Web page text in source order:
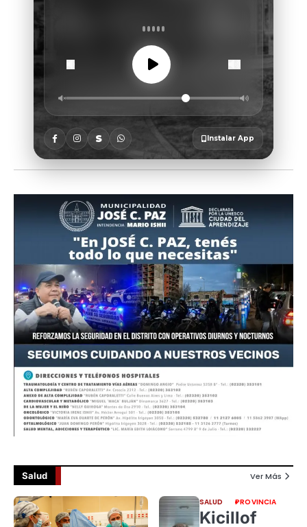
Salud Ver Más
SALUD PROVINCIA
Kicillof